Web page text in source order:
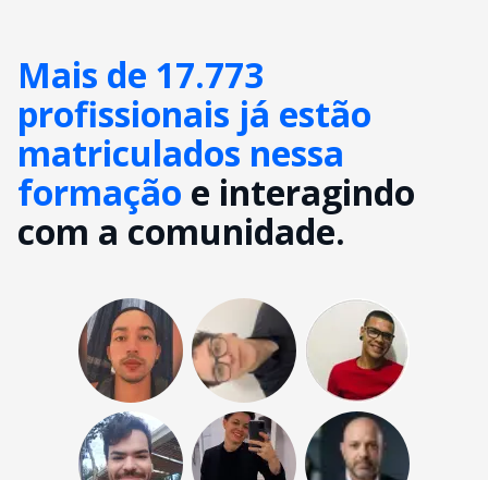
Mais de 17.773
profissionais já estão
matriculados nessa
formação e interagindo
com a comunidade.